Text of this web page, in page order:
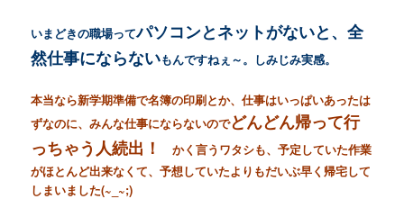
いまどきの職場ってパソコンとネットがないと、全
然仕事にならないもんですねぇ～。しみじみ実感。
本当なら新学期準備で名簿の印刷とか、仕事はいっぱいあったは
ずなのに、みんな仕事にならないのでどんどん帰って行
っちゃう人続出！
かく言うワタシも、予定していた作業
がほとんど出来なくて、予想していたよりもだいぶ早く帰宅して
しまいました(~_~;)